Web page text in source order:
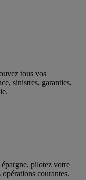
tous vos
sinistres, garanties,
pilotez votre
courantes.